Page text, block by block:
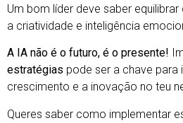
Um bom líder deve saber
a criatividade e inteligência
A IA não é o futuro, é o presente!
estratégias pode ser a chave para
crescimento e a inovação no teu
Queres saber como implementar